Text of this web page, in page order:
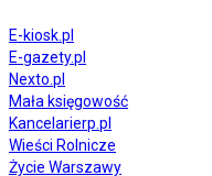
E-kiosk.pl
E-gazety.pl
Nexto.pl
Mała księgowość
Kancelarierp.pl
Wieści Rolnicze
Życie Warszawy